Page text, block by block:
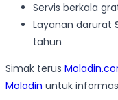
Servis berkala
Layanan darurat
tahun
Simak terus
Moladin untuk